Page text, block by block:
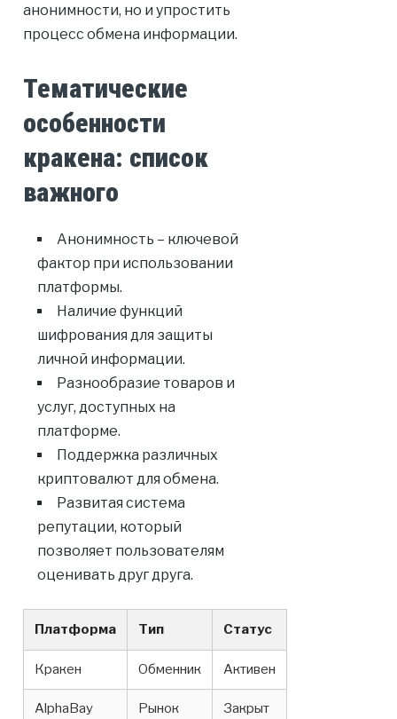
анонимности, но и упростить
процесс обмена информации.
Тематические
особенности
кракена: список
важного
Анонимность – ключевой
фактор при использовании
платформы.
Наличие функций
шифрования для защиты
личной информации.
Разнообразие товаров и
услуг, доступных на
платформе.
Поддержка различных
криптовалют для обмена.
Развитая система
репутации, который
позволяет пользователям
оценивать друг друга.
Платформа Тип Статус
Кракен Обменник Активен
AlphaBay Рынок Закрыт